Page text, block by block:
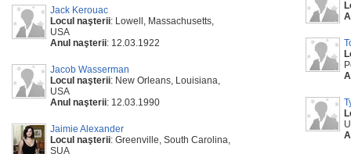
Jack Kerouac
Locul naşterii: Lowell, Massachusetts,
USA
Anul naşterii: 12.03.1922
Jacob Wasserman
Locul naşterii: New Orleans, Louisiana,
USA
Anul naşterii: 12.03.1990
Jaimie Alexander
Locul naşterii: Greenville, South Carolina,
SUA